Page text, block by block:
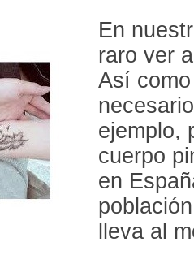
En
raro ver
Así
ejemplo,
cuerpo
en
lleva al